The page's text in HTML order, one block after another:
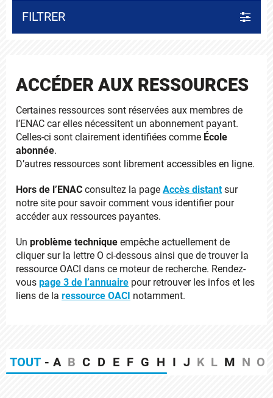
FILTRER
ACCÉDER AUX RESSOURCES
Certaines ressources sont réservées aux membres de
l’ENAC car elles nécessitent un abonnement payant.
Celles-ci sont clairement identifiées comme École
abonnée.
D’autres ressources sont librement accessibles en ligne.
Hors de l’ENAC consultez la page Accès distantsur
notre site pour savoir comment vous identifier pour
accéder aux ressources payantes.
Un problème technique empêche actuellement de
cliquer sur la lettre O ci-dessous ainsi que de trouver la
ressource OACI dans ce moteur de recherche. Rendez-
vous page 3 de l’annuaire pour retrouver les infos et les
liens de la ressource OACI notamment.
TOUT - A B C D E F G H I J K L M N O